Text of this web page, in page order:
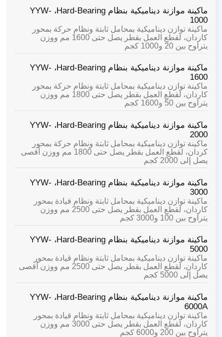
ماكينة موازنة ديناميكية بنظام Hard-Bearing،
YYW-
1000
ماكينة توازن ديناميكية بمحامل ثابتة ونظام حركة بمحور
كاردان، لقطع العمل بقطر يصل حتى 1600 مم ووزن
يتراوح بين 20 و1000 كجم
ماكينة موازنة ديناميكية بنظام Hard-Bearing،
YYW-
1600
ماكينة توازن ديناميكية بمحامل ثابتة ونظام حركة بمحور
كاردان، لقطع العمل بقطر يصل حتى 1800 مم ووزن
يتراوح بين 50 و1600 كجم
ماكينة موازنة ديناميكية بنظام Hard-Bearing،
YYW-
2000
ماكينة توازن ديناميكية بمحامل ثابتة ونظام حركة بمحور
كردان، لقطع العمل بقطر يصل حتى 1800 مم ووزن أقصى
يصل إلى 2000 كجم
ماكينة موازنة ديناميكية بنظام Hard-Bearing،
YYW-
3000
ماكينة توازن ديناميكية بمحامل ثابتة ونظام قيادة بمحور
كاردان، لقطع العمل بقطر يصل حتى 2500 مم ووزن
يتراوح بين 100 و3000 كجم
ماكينة موازنة ديناميكية بنظام Hard-Bearing،
YYW-
5000
ماكينة توازن ديناميكية بمحامل ثابتة ونظام قيادة بمحور
كاردان، لقطع العمل بقطر يصل حتى 2500 مم ووزن أقصى
يصل إلى 5000 كجم
ماكينة موازنة ديناميكية بنظام Hard-Bearing،
YYW-
6000A
ماكينة توازن ديناميكية بمحامل ثابتة ونظام قيادة بمحور
كاردان، لقطع العمل بقطر يصل حتى 3000 مم ووزن
يتراوح بين 200 و6000 كجم